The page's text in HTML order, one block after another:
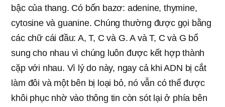
bậc của thang. Có bốn bazơ: adenine, thymine,
cytosine và guanine. Chúng thường được gọi bằng
các chữ cái đầu: A, T, C và G. A và T, C và G bổ
sung cho nhau vì chúng luôn được kết hợp thành
cặp với nhau. Vì lý do này, ngay cả khi ADN bị cắt
làm đôi và một bên bị loại bỏ, nó vẫn có thể được
khôi phục nhờ vào thông tin còn sót lại ở phía bên